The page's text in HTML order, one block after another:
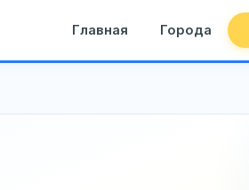
Главная Города